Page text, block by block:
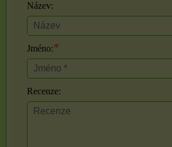
Název:
Jméno:*
Recenze: